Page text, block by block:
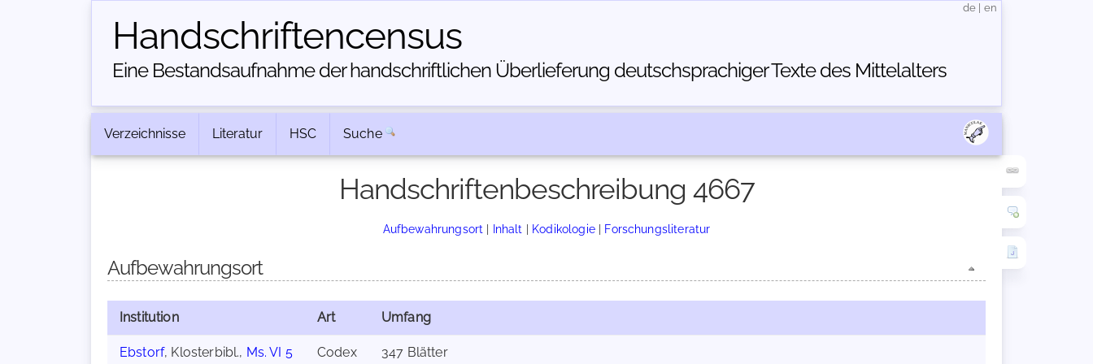
Handschriften­census
Eine Bestandsaufnahme der handschriftlichen Über­lieferung deutschsprachiger Texte des Mittelalters
de en
Verzeichnisse Literatur HSC Suche
Handschriftenbeschreibung 4667
Aufbewahrungsort | Inhalt | Kodikologie| Forschungsliteratur
Aufbewahrungsort
Institution Art Umfang
Ebstorf, Klosterbibl., Ms. VI 5 Codex 347 Blätter